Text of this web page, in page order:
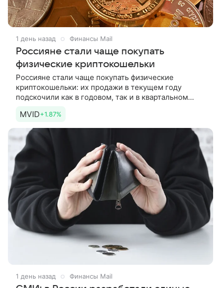
1 день назад Финансы Mail
Россияне стали чаще покупать
физические криптокошельки
Россияне стали чаще покупать физические
криптокошельки: их продажи в текущем году
подскочили как в годовом, так и в квартальном
маркетплейсах. Холодный
MVID+1.87%
1 день назад Финансы Mail